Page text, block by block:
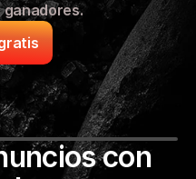
con